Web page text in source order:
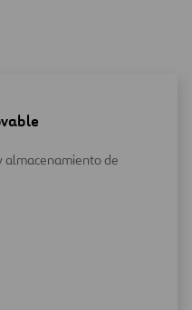
almacenamiento de